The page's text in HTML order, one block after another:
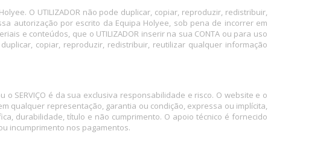
O UTILIZADOR não pode duplicar, copiar, reproduzir, redistribuir,
autorização por escrito da Equipa Holyee, sob pena de incorrer em
e conteúdos, que o UTILIZADOR inserir na sua CONTA ou para uso
copiar, reproduzir, redistribuir, reutilizar qualquer informação
SERVIÇO é da sua exclusiva responsabilidade e risco. O website e o
qualquer representação, garantia ou condição, expressa ou implícita,
durabilidade, título e não cumprimento. O apoio técnico é fornecido
incumprimento nos pagamentos.